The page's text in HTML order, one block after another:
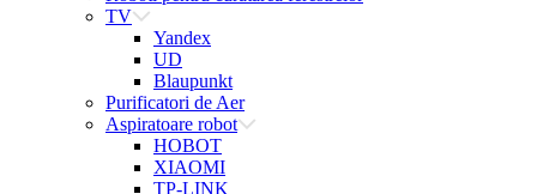
TV
Yandex
UD
Blaupunkt
Purificatori de Aer
Aspiratoare robot
HOBOT
XIAOMI
TP-LINK